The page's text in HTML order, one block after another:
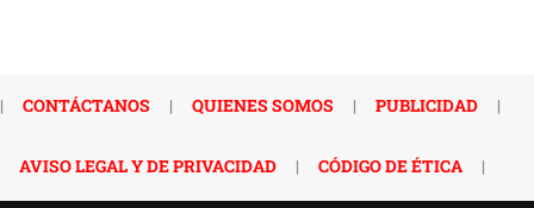
| CONTÁCTANOS | QUIENES SOMOS | PUBLICIDAD |
AVISO LEGAL Y DE PRIVACIDAD | CÓDIGO DE ÉTICA |